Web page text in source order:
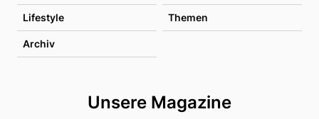
Lifestyle Themen
Archiv
Unsere Magazine